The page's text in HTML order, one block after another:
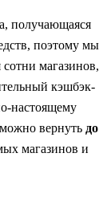
получающаяся
поэтому мы
магазинов,
кэшбэк-
настоящему
вернуть до
магазинов и